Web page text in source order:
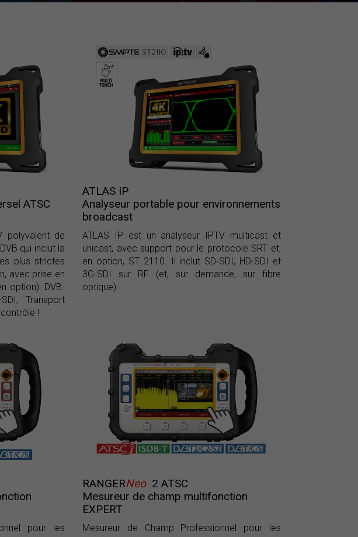
ATSC
polyvalent de
qui inclut la
plus strictes
avec prise en
option). DVB-
Transport
!
ATLAS IP
Analyseur portable pour environnements
broadcast
ATLAS IP est un analyseur IPTV multicast et
unicast, avec support pour le protocole SRT et,
en option, ST 2110. Il inclut SD-SDI, HD-SDI et
3G-SDI sur RF (et, sur demande, sur fibre
optique).
pour les
RANGERNeo 2 ATSC
Mesureur de champ multifonction
EXPERT
Mesureur de Champ Professionnel pour les